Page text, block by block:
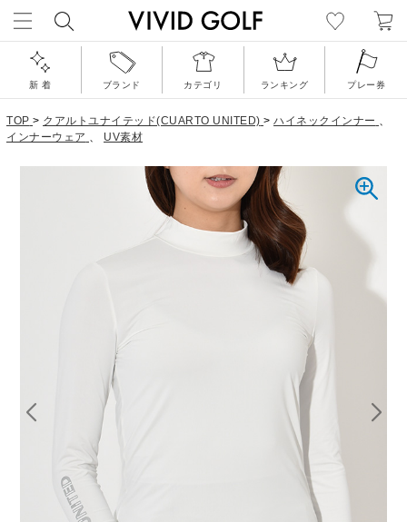
新 着 ブランド カテゴリ ランキング プレー券
TOP > クアルトユナイテッド(CUARTO UNITED) > ハイネックインナー 、
インナーウェア 、 UV素材